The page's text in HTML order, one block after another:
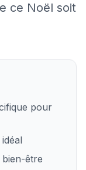
ce Noël soit
pour
bien-être